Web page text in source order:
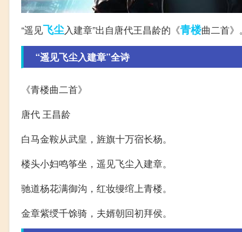
“遥见飞尘入建章”出自唐代王昌龄的《青楼曲二首》。
“遥见飞尘入建章”全诗
《青楼曲二首》
唐代 王昌龄
白马金鞍从武皇，旌旗十万宿长杨。
楼头小妇鸣筝坐，遥见飞尘入建章。
驰道杨花满御沟，红妆缦绾上青楼。
金章紫绶千馀骑，夫婿朝回初拜侯。